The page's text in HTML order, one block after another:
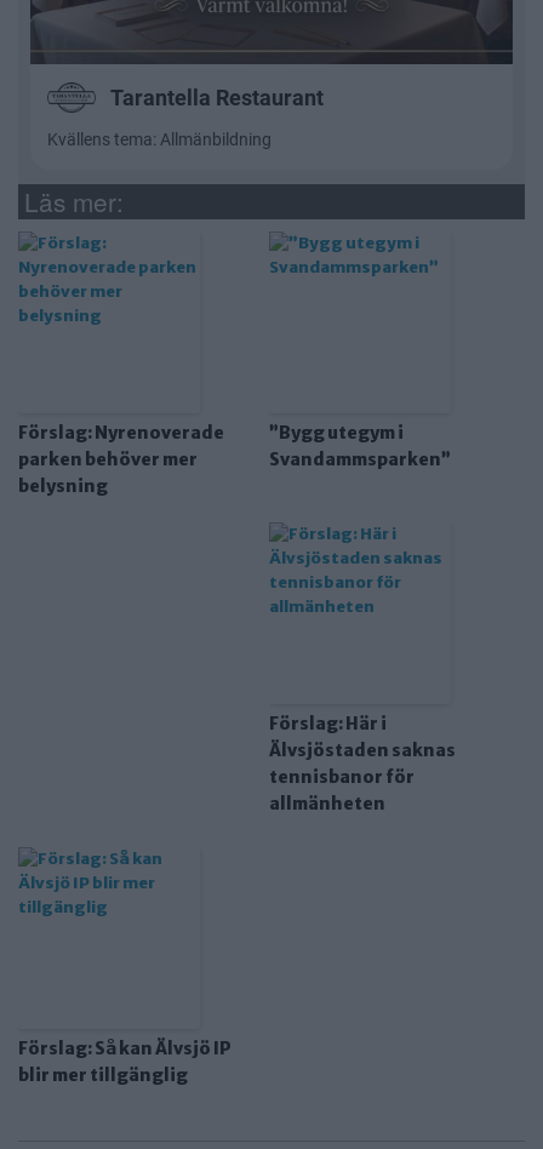
Läs mer:
Förslag: Nyrenoverade
parken behöver mer
belysning
”Bygg utegym i
Svandammsparken”
Förslag: Här i
Älvsjöstaden saknas
tennisbanor för
allmänheten
Förslag: Så kan Älvsjö IP
blir mer tillgänglig